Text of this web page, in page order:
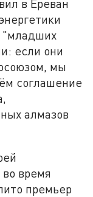
в Ереван
"младших
если они
мы
соглашение
алмазов
время
премьер